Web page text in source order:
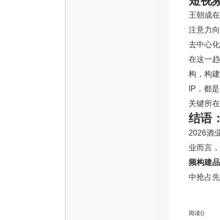
王朝成
注意力
去中心
在这一
构，构
IP，都
关键所
结语
2026酒
业而言
频构建
中抢占
阅读()